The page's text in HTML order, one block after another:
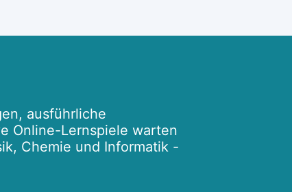
ausführliche
Online-Lernspiele warten
Chemie und Informatik -